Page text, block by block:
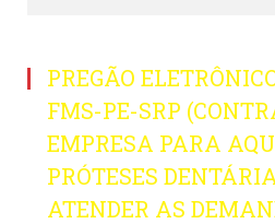
PREGÃO
FMS-PE-SRP
EMPRESA PARA
PRÓTESES
ATENDER AS